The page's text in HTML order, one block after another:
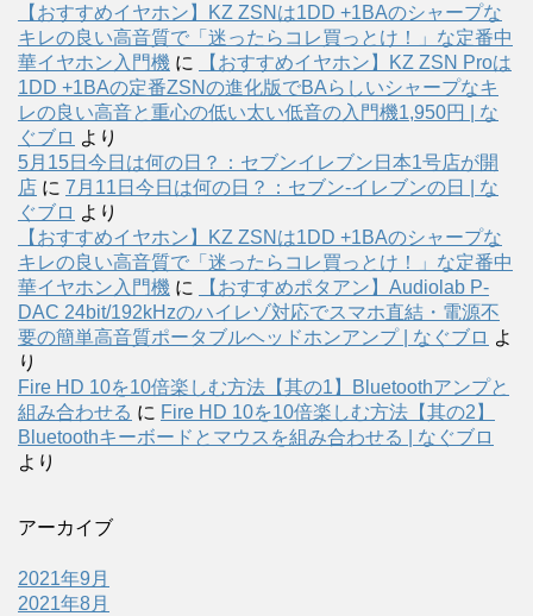
【おすすめイヤホン】KZ ZSNは1DD +1BAのシャープな
キレの良い高音質で「迷ったらコレ買っとけ！」な定番中
華イヤホン入門機 に
【おすすめイヤホン】KZ ZSN Proは
1DD +1BAの定番ZSNの進化版でBAらしいシャープなキ
レの良い高音と重心の低い太い低音の入門機1,950円 | な
ぐブロ より
5月15日今日は何の日？：セブンイレブン日本1号店が開
店 に 7月11日今日は何の日？：セブン-イレブンの日 | な
ぐブロ より
【おすすめイヤホン】KZ ZSNは1DD +1BAのシャープな
キレの良い高音質で「迷ったらコレ買っとけ！」な定番中
華イヤホン入門機 に
【おすすめポタアン】Audiolab P-
DAC 24bit/192kHzのハイレゾ対応でスマホ直結・電源不
要の簡単高音質ポータブルヘッドホンアンプ | なぐブロ よ
り
Fire HD 10を10倍楽しむ方法【其の1】Bluetoothアンプと
組み合わせる に Fire HD 10を10倍楽しむ方法【其の2】
Bluetoothキーボードとマウスを組み合わせる | なぐブロ
より
アーカイブ
2021年9月
2021年8月